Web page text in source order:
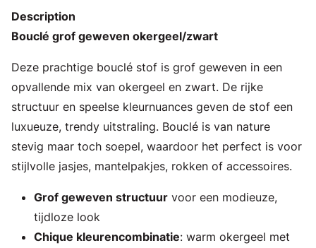
Description
Bouclé grof geweven okergeel/zwart
Deze prachtige bouclé stof is grof geweven in een
opvallende mix van okergeel en zwart. De rijke
structuur en speelse kleurnuances geven de stof een
luxueuze, trendy uitstraling. Bouclé is van nature
stevig maar toch soepel, waardoor het perfect is voor
stijlvolle jasjes, mantelpakjes, rokken of accessoires.
Grof geweven structuur voor een modieuze,
tijdloze look
Chique kleurencombinatie: warm okergeel met